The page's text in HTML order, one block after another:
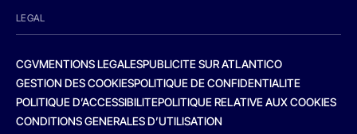
LEGAL
CGVMENTIONS LEGALESPUBLICITE SUR ATLANTICO
GESTION DES COOKIESPOLITIQUE DE CONFIDENTIALITE
POLITIQUE D’ACCESSIBILITEPOLITIQUE RELATIVE AUX COOKIES
CONDITIONS GENERALES D’UTILISATION